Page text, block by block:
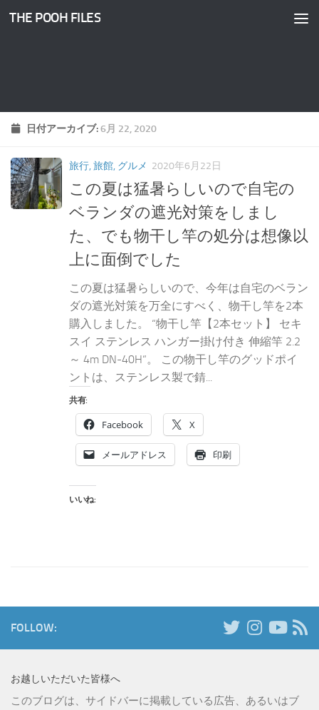
コンテンツへスキップ
THE POOH FILES
日付アーカイブ:6月 22, 2020
旅行, 旅館, グルメ 2020年6月22日
この夏は猛暑らしいので自宅の
ベランダの遮光対策をしまし
た、でも物干し竿の処分は想像以
上に面倒でした
この夏は猛暑らしいので、今年は自宅のベラン
ダの遮光対策を万全にすべく、物干し竿を2本
購入しました。 “物干し竿【2本セット】 セキ
スイ ステンレス ハンガー掛け付き 伸縮竿 2.2
～ 4m DN-40H“。 この物干し竿のグッドポイ
ントは、ステンレス製で錆...
共有:
Facebook X
メールアドレス 印刷
いいね:
FOLLOW:
お越しいただいた皆様へ
このブログは、サイドバーに掲載している広告、あるいはブ